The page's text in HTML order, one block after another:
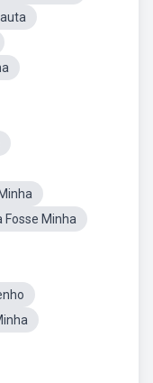
Fosse Minha